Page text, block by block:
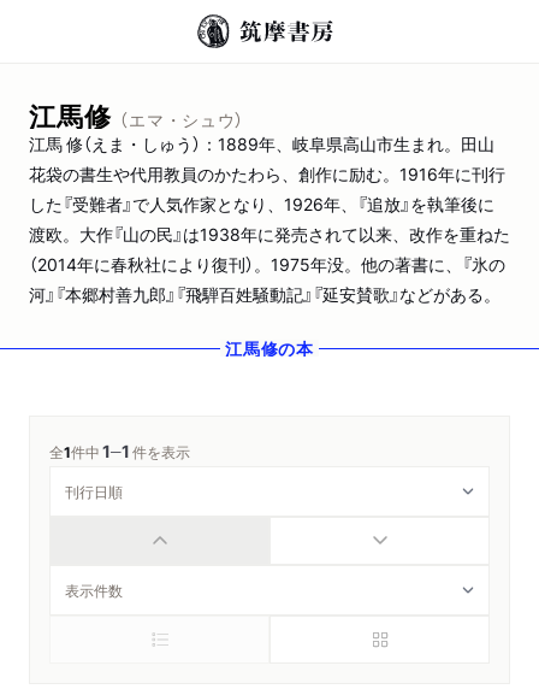
江馬修 （エマ・シュウ）
江馬 修（えま・しゅう）：1889年、岐阜県高山市生まれ。田山
花袋の書生や代用教員のかたわら、創作に励む。1916年に刊行
した『受難者』で人気作家となり、1926年、『追放』を執筆後に
渡欧。大作『山の民』は1938年に発売されて以来、改作を重ねた
（2014年に春秋社により復刊）。1975年没。他の著書に、『氷の
河』『本郷村善九郎』『飛騨百姓騒動記』『延安賛歌』などがある。
江馬修の本
全1件中1─1件を表示